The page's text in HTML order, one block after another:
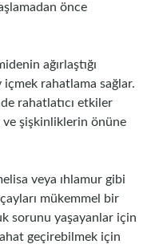
önce
ağırlaştığı
içmek rahatlama sağlar.
rahatlatıcı etkiler
ve şişkinliklerin önüne
veya ıhlamur gibi
mükemmel bir
sorunu yaşayanlar için
geçirebilmek için